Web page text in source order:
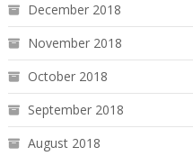
December 2018
November 2018
October 2018
September 2018
August 2018